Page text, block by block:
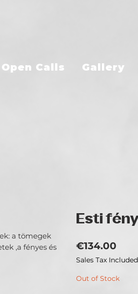
Open Calls Gallery
a tömegek
,a fényes és
Esti
€134.00
Sales Tax Included
Out of Stock